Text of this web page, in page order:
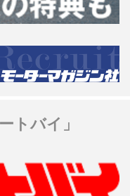
トバイ」